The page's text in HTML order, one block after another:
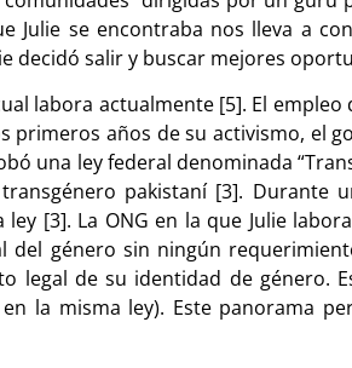
Julie se encontraba nos lleva a
decidó salir y buscar mejores
labora actualmente [5]. El empleo
primeros años de su activismo, el
una ley federal denominada
pakistaní [3]. Durante
[3]. La ONG en la que Julie
género sin ningún
legal de su identidad de género.
la misma ley). Este panorama